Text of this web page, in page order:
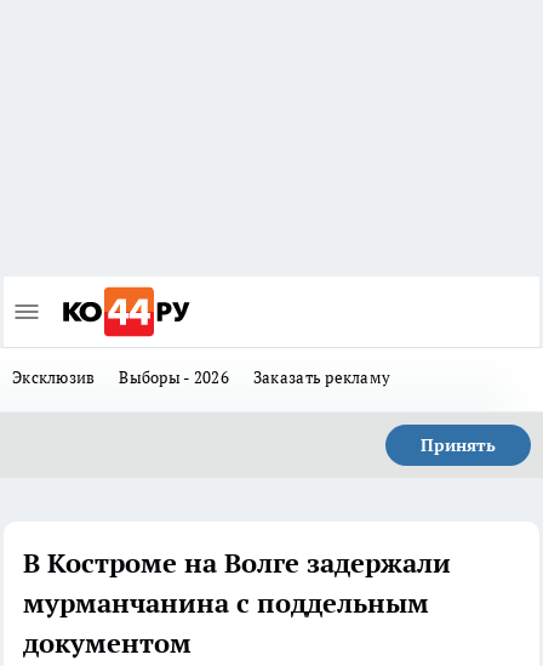
Эксклюзив Выборы - 2026 Заказать рекламу
Принять
В Костроме на Волге задержали
мурманчанина с поддельным
документом